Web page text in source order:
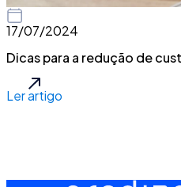
17/07/2024
Dicas para a redução de
Ler artigo